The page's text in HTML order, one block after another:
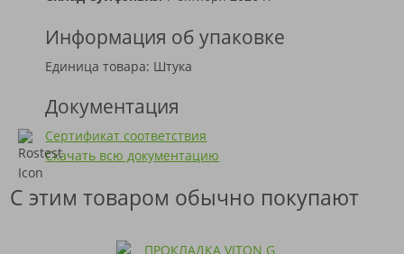
Информация об упаковке
Единица товара: Штука
Документация
Сертификат соответствия
Скачать всю документацию
С этим товаром обычно покупают